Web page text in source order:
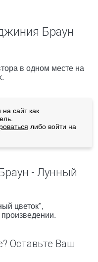
Браун
в одном месте на
сайт как
либо войти на
- Лунный
цветок",
Оставьте Ваш